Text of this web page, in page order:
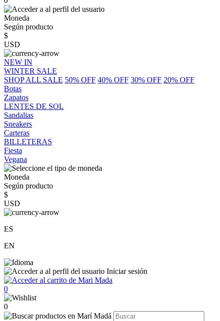
Moneda
Según producto
$
USD
NEW IN
WINTER SALE
SHOP ALL SALE 50% OFF 40% OFF 30% OFF 20% OFF
Botas
Zapatos
LENTES DE SOL
Sandalias
Sneakers
Carteras
BILLETERAS
Fiesta
Vegana
Moneda
Según producto
$
USD
ES
EN
Iniciar sesión
0
0